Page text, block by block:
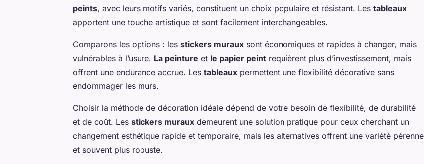
peints, avec leurs motifs variés, constituent un choix populaire et résistant. Les tableaux
apportent une touche artistique et sont facilement interchangeables.
Comparons les options : les stickers muraux sont économiques et rapides à changer, mais
vulnérables à l’usure. La peinture et le papier peint requièrent plus d’investissement, mais
offrent une endurance accrue. Les tableaux permettent une flexibilité décorative sans
endommager les murs.
Choisir la méthode de décoration idéale dépend de votre besoin de flexibilité, de durabilité
et de coût. Les stickers muraux demeurent une solution pratique pour ceux cherchant un
changement esthétique rapide et temporaire, mais les alternatives offrent une variété pérenne
et souvent plus robuste.